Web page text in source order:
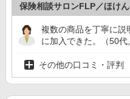
保険相談サロンFLP／ほけ
複数の商品を丁寧に説
に加入できた。（50代
その他の口コミ・評判